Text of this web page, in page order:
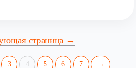
страница →
3 4 5 6 7 →